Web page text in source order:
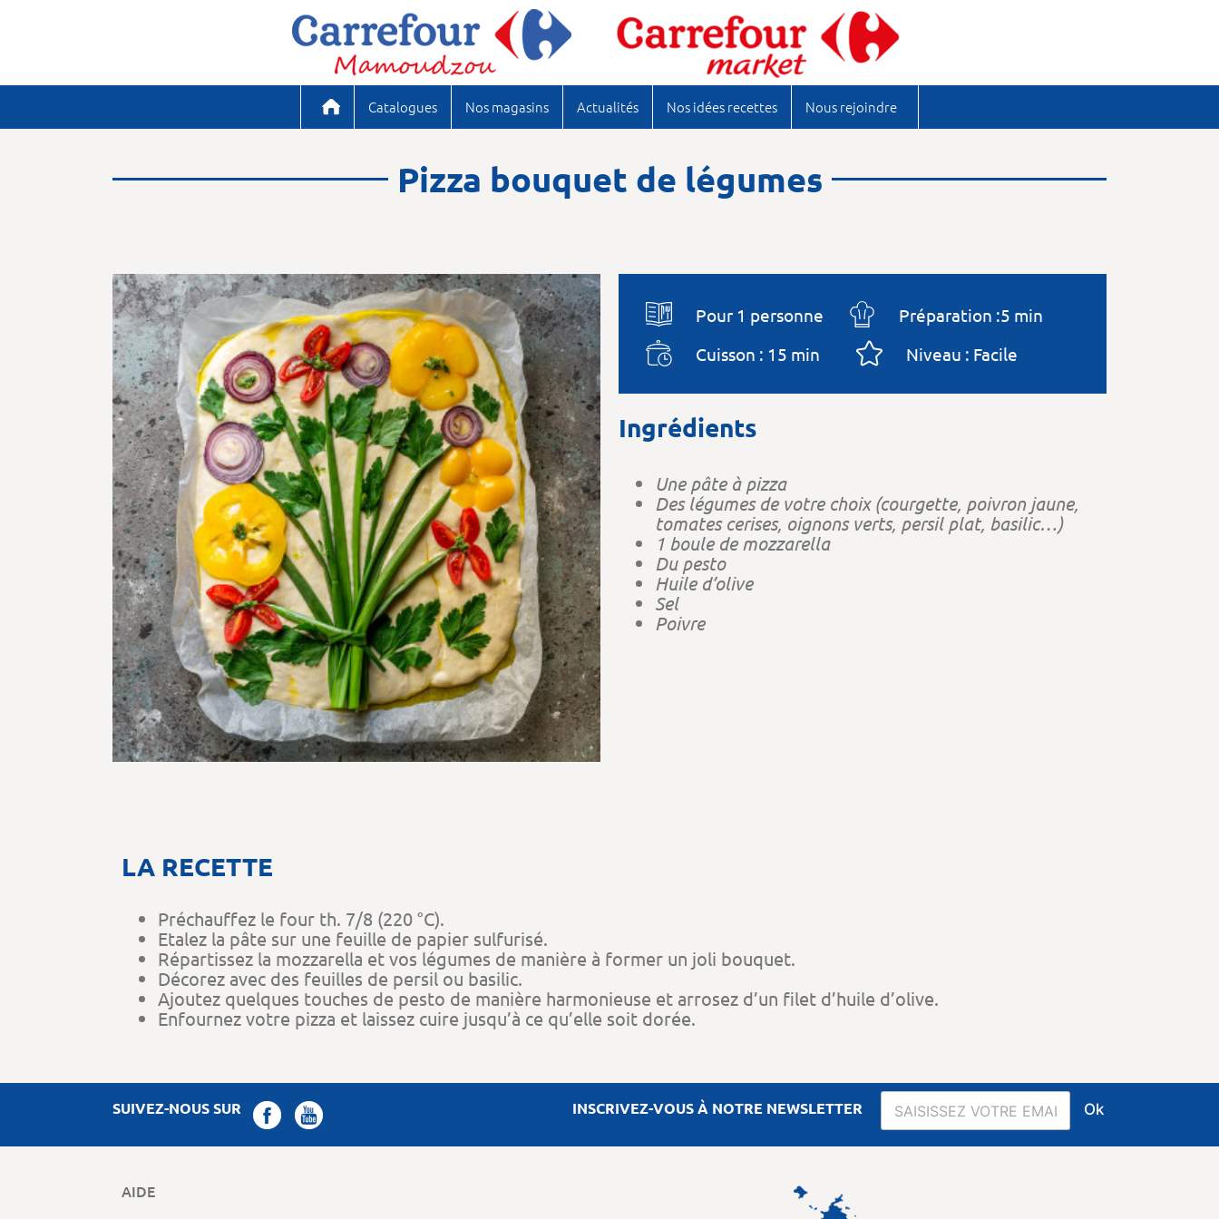
Catalogues Nos magasins Actualités Nos idées recettes Nous rejoindre
Pizza bouquet de légumes
Pour 1 personne
Préparation :5 min
Cuisson : 15 min
Niveau : Facile
Ingrédients
Une pâte à pizza
Des légumes de votre choix (courgette, poivron jaune,
tomates cerises, oignons verts, persil plat, basilic…)
1 boule de mozzarella
Du pesto
Huile d’olive
Sel
Poivre
LA RECETTE
Préchauffez le four th. 7/8 (220 °C).
Etalez la pâte sur une feuille de papier sulfurisé.
Répartissez la mozzarella et vos légumes de manière à former un joli bouquet.
Décorez avec des feuilles de persil ou basilic.
Ajoutez quelques touches de pesto de manière harmonieuse et arrosez d’un filet d’huile d’olive.
Enfournez votre pizza et laissez cuire jusqu’à ce qu’elle soit dorée.
SUIVEZ-NOUS SUR INSCRIVEZ-VOUS À NOTRE NEWSLETTER Ok
AIDE